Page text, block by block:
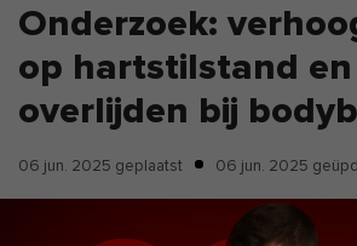
Professionals
Spiermassa
06 jun. 2025 geplaatst 06 jun. 2025
Onderzoek:
op hartstilstand en
overlijden bij